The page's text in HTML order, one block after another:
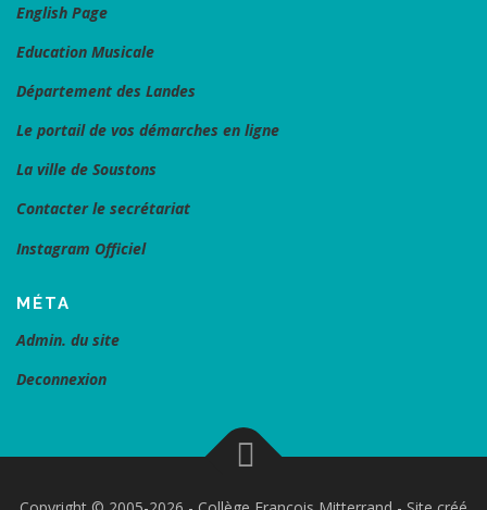
English Page
Education Musicale
Département des Landes
Le portail de vos démarches en ligne
La ville de Soustons
Contacter le secrétariat
Instagram Officiel
MÉTA
Admin. du site
Deconnexion